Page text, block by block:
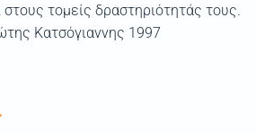
στους τομείς δραστηριότητάς τους.
Κατσόγιαννης 1997